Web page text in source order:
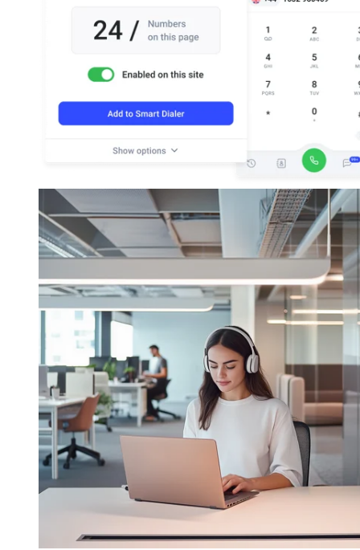
Take the interactive tour